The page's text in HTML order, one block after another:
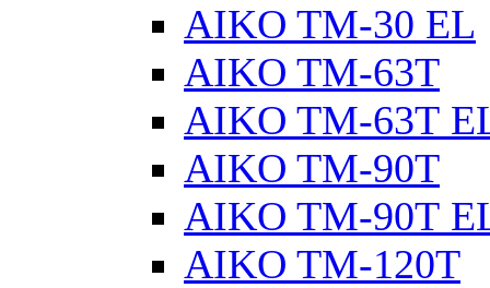
AIKO TM-30 EL
AIKO TM-63Т
AIKO TM-63Т
AIKO TM-90Т
AIKO TM-90Т
AIKO TM-120Т